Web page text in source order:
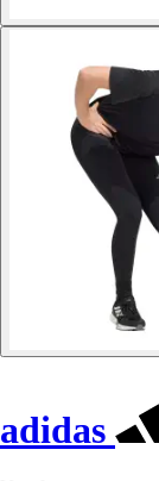
adidas